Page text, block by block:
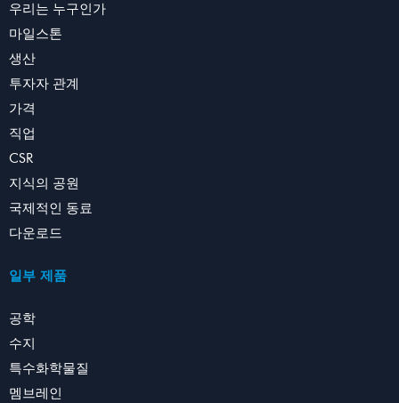
우리는 누구인가
마일스톤
생산
투자자 관계
가격
직업
CSR
지식의 공원
국제적인 동료
다운로드
일부 제품
공학
수지
특수화학물질
멤브레인